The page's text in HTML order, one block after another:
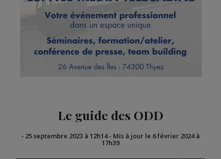
Le guide des ODD
- 25 septembre 2023 à 12h14- Mis à jour le 6 février 2024 à
17h39